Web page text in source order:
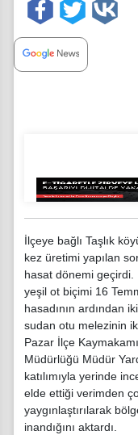
İlçeye bağlı Taşlık
kez üretimi yapılan
hasat dönemi geçirdi.
yeşil ot biçimi 16
hasadının ardından
sudan otu melezinin
Pazar İlçe
Müdürlüğü Müdür
katılımıyla yerinde
elde ettiği verimden
yaygınlaştırılarak
inandığını aktardı.